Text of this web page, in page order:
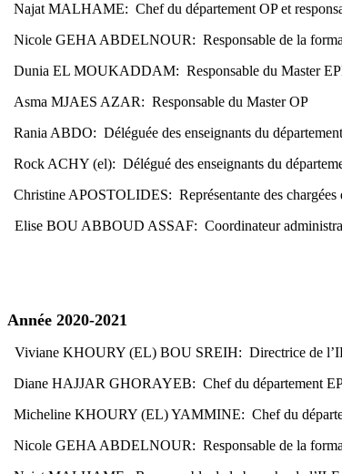
Najat MALHAME: Chef du département OP et
Nicole GEHA ABDELNOUR: Responsable de la
Dunia EL MOUKADDAM: Responsable du Master
Asma MJAES AZAR: Responsable du Master OP
Rania ABDO: Déléguée des enseignants du
Rock ACHY (el): Délégué des enseignants du
Christine APOSTOLIDES: Représentante des chargées
Elise BOU ABBOUD ASSAF: Coordinateur
Année 2020-2021
Viviane KHOURY (EL) BOU SREIH: Directrice de
Diane HAJJAR GHORAYEB: Chef du département
Micheline KHOURY (EL) YAMMINE: Chef du
Nicole GEHA ABDELNOUR: Responsable de la